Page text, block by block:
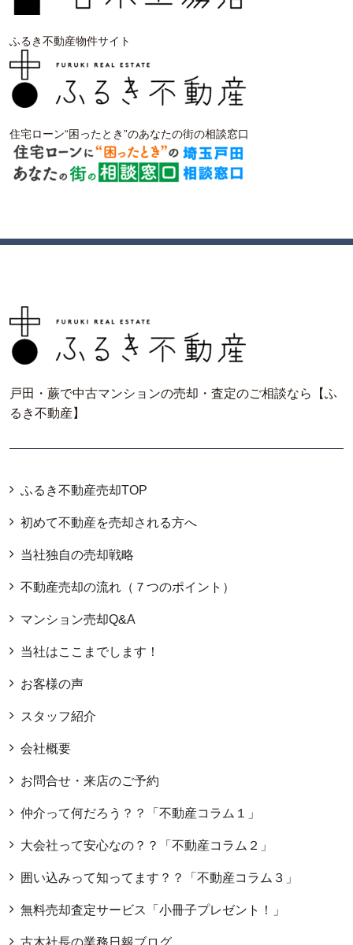
ふるき不動産物件サイト
住宅ローン“困ったとき”のあなたの街の相談窓口
戸田・蕨で中古マンションの売却・査定のご相談なら【ふ
るき不動産】
ふるき不動産売却TOP
初めて不動産を売却される方へ
当社独自の売却戦略
不動産売却の流れ（７つのポイント）
マンション売却Q&A
当社はここまでします！
お客様の声
スタッフ紹介
会社概要
お問合せ・来店のご予約
仲介って何だろう？？「不動産コラム１」
大会社って安心なの？？「不動産コラム２」
囲い込みって知ってます？？「不動産コラム３」
無料売却査定サービス「小冊子プレゼント！」
古木社長の業務日報ブログ